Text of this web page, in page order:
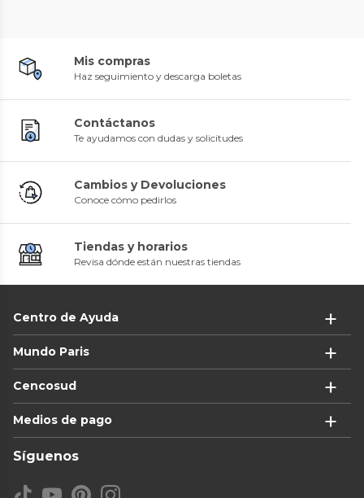
Mis compras
Haz seguimiento y descarga boletas
Contáctanos
Te ayudamos con dudas y solicitudes
Cambios y Devoluciones
Conoce cómo pedirlos
Tiendas y horarios
Revisa dónde están nuestras tiendas
Centro de Ayuda
Mundo Paris
Cencosud
Medios de pago
Síguenos